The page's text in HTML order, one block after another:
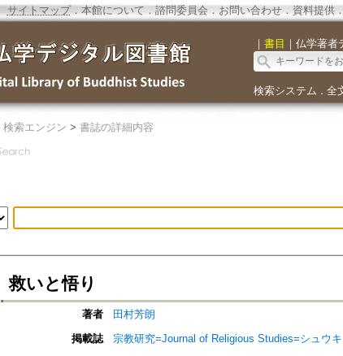
サイトマップ．本館について ． 諮問委員会． お問い合わせ． 資料提供．
｜ 書目 ｜ 仏学著者
検索システム ． 全
検索エンジン > 書誌の詳細内容
救いと悟り
著者
田村芳朗
掲載誌
宗教研究=Journal of Religious Studies=シュウ